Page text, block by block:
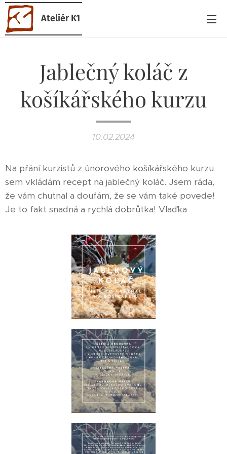
Ateliér K1
Jablečný koláč z
košíkářského kurzu
10.02.2024
Na přání kurzistů z únorového košíkářského kurzu
sem vkládám recept na jablečný koláč. Jsem ráda,
že vám chutnal a doufám, že se vám také povede!
Je to fakt snadná a rychlá dobrůtka! Vlaďka